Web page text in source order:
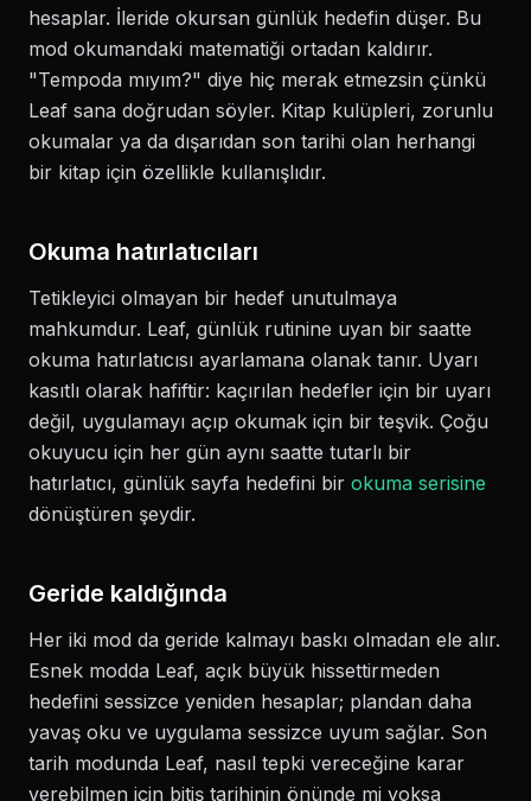
hesaplar. İleride okursan günlük hedefin düşer. Bu
mod okumandaki matematiği ortadan kaldırır.
"Tempoda mıyım?" diye hiç merak etmezsin çünkü
Leaf sana doğrudan söyler. Kitap kulüpleri, zorunlu
okumalar ya da dışarıdan son tarihi olan herhangi
bir kitap için özellikle kullanışlıdır.
Okuma hatırlatıcıları
Tetikleyici olmayan bir hedef unutulmaya
mahkumdur. Leaf, günlük rutinine uyan bir saatte
okuma hatırlatıcısı ayarlamana olanak tanır. Uyarı
kasıtlı olarak hafiftir: kaçırılan hedefler için bir uyarı
değil, uygulamayı açıp okumak için bir teşvik. Çoğu
okuyucu için her gün aynı saatte tutarlı bir
hatırlatıcı, günlük sayfa hedefini bir okuma serisine
dönüştüren şeydir.
Geride kaldığında
Her iki mod da geride kalmayı baskı olmadan ele alır.
Esnek modda Leaf, açık büyük hissettirmeden
hedefini sessizce yeniden hesaplar; plandan daha
yavaş oku ve uygulama sessizce uyum sağlar. Son
tarih modunda Leaf, nasıl tepki vereceğine karar
verebilmen için bitiş tarihinin önünde mi yoksa